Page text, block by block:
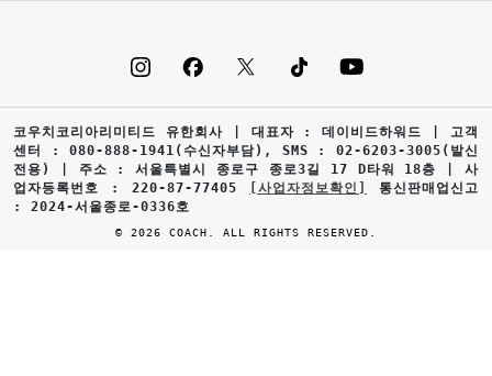
코우치코리아리미티드 유한회사 | 대표자 : 데이비드하워드 | 고객
센터 : 080-888-1941(수신자부담), SMS : 02-6203-3005(발신
전용) | 주소 : 서울특별시 종로구 종로3길 17 D타워 18층 | 사
업자등록번호 : 220-87-77405
[사업자정보확인]
통신판매업신고
: 2024-서울종로-0336호
© 2026 COACH. ALL RIGHTS RESERVED.